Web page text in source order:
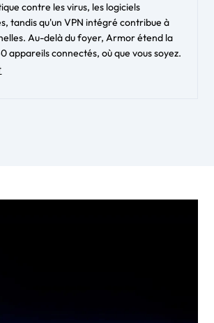
contre les virus, les logiciels
tandis qu'un VPN intégré contribue à
Au-delà du foyer, Armor étend la
connectés, où que vous soyez.